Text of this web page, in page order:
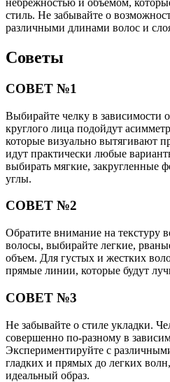
небрежностью и объемом,
стиль. Не забывайте о
различными длинами волос и
Советы
СОВЕТ №1
Выбирайте челку в зависимости
круглого лица подойдут
которые визуально вытягивают
идут практически любые
выбирать мягкие, закругленные
углы.
СОВЕТ №2
Обратите внимание на текстуру
волосы, выбирайте легкие,
объем. Для густых и жестких
прямые линии, которые будут
СОВЕТ №3
Не забывайте о стиле укладки.
совершенно по-разному в
Экспериментируйте с
гладких и прямых до легких
идеальный образ.